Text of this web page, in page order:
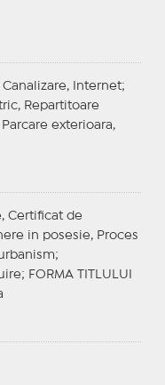
Canalizare, Internet;
Repartitoare
Parcare exterioara,
Certificat de
in posesie, Proces
FORMA TITLULUI